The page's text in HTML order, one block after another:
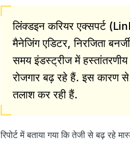
लिंक्डइन करियर एक्सपर्ट
मैनेजिंग एडिटर, निरजिता
समय इंडस्ट्रीज में
रोजगार बढ़ रहे हैं. इस कारण से
तलाश कर रही हैं.
रिपोर्ट में बताया गया कि तेजी से बढ़ रहे